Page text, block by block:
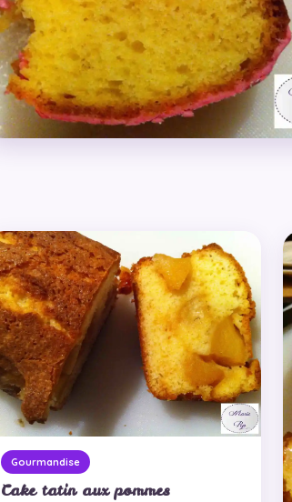
Gourmandise
Cake tatin aux pommes